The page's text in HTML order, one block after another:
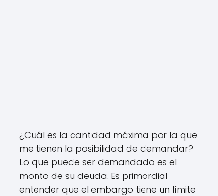
¿Cuál es la cantidad máxima por la que
me tienen la posibilidad de demandar?
Lo que puede ser demandado es el
monto de su deuda. Es primordial
entender que el embargo tiene un límite